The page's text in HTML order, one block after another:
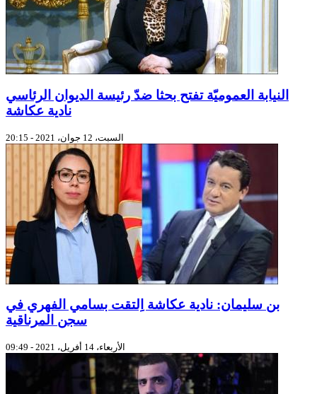
النيابة العموميّة تفتح بحثا ضدّ رئيسة الديوان الرئاسي
نادية عكاشة
السبت، 12 جوان، 2021 - 20:15
بن سليمان: نادية عكاشة اِلتقت بسامي الفهري في
سجن المرناقية
الأربعاء، 14 أفريل، 2021 - 09:49